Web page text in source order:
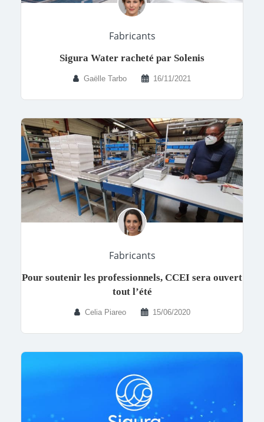
Fabricants
Sigura Water racheté par Solenis
Gaëlle Tarbo 16/11/2021
Fabricants
Pour soutenir les professionnels, CCEI sera ouvert
tout l’été
Celia Piareo 15/06/2020